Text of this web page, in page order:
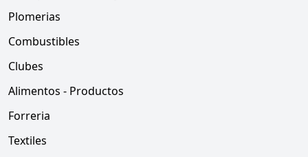
Plomerias
Combustibles
Clubes
Alimentos - Productos
Forreria
Textiles